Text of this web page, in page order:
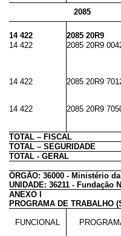
2085
14 422
2085 20R9
14 422
2085 20R9
14 422 2085 20R9
14 422
2085 20R9
TOTAL – FISCAL
TOTAL – SEGURIDADE
TOTAL - GERAL
ÓRGÃO: 36000 - Ministério
UNIDADE: 36211 - Fundação
ANEXO I
PROGRAMA DE TRABALHO
FUNCIONAL